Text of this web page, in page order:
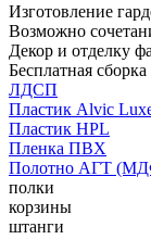
Изготовление
Возможно
Декор и отделку
Бесплатная
ЛДСП
Пластик Alvic
Пластик HPL
Пленка ПВХ
Полотно АГТ
полки
корзины
штанги